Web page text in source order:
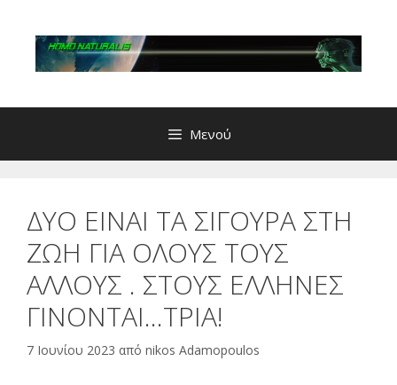
περιεχόμενο
Μενού
ΔΥΟ ΕΙΝΑΙ ΤΑ ΣΙΓΟΥΡΑ ΣΤΗ
ΖΩΗ ΓΙΑ ΟΛΟΥΣ ΤΟΥΣ
ΑΛΛΟΥΣ . ΣΤΟΥΣ ΕΛΛΗΝΕΣ
ΓΙΝΟΝΤΑΙ…ΤΡΙΑ!
7 Ιουνίου 2023 από nikos Adamopoulos